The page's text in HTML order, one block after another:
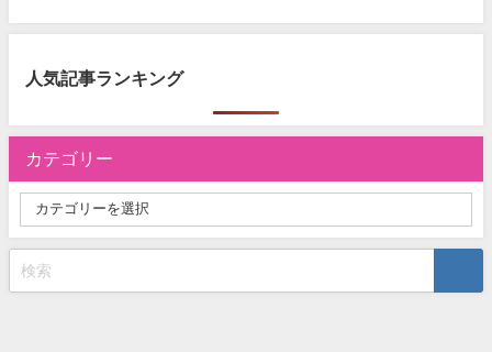
人気記事ランキング
カテゴリー